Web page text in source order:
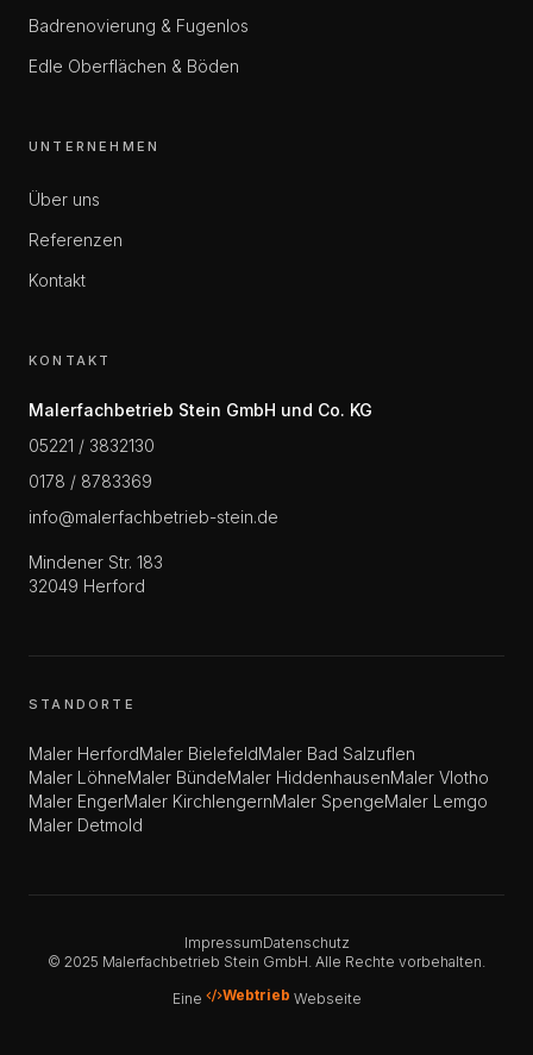
Badrenovierung & Fugenlos
Edle Oberflächen & Böden
UNTERNEHMEN
Über uns
Referenzen
Kontakt
KONTAKT
Malerfachbetrieb Stein GmbH und Co. KG
05221 / 3832130
0178 / 8783369
info@malerfachbetrieb-stein.de
Mindener Str. 183
32049 Herford
STANDORTE
Maler HerfordMaler BielefeldMaler Bad Salzuflen
Maler LöhneMaler BündeMaler HiddenhausenMaler Vlotho
Maler EngerMaler KirchlengernMaler SpengeMaler Lemgo
Maler Detmold
ImpressumDatenschutz
© 2025 Malerfachbetrieb Stein GmbH. Alle Rechte vorbehalten.
Eine Webtrieb Webseite